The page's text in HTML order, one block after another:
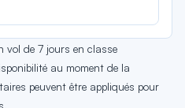
vol de 7 jours en classe
au moment de la
peuvent être appliqués pour